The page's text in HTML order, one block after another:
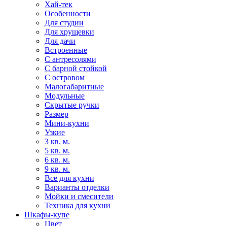
Хай-тек
Особенности
Для студии
Для хрущевки
Для дачи
Встроенные
С антресолями
С барной стойкой
С островом
Малогабаритные
Модульные
Скрытые ручки
Размер
Мини-кухни
Узкие
3 кв. м.
5 кв. м.
6 кв. м.
9 кв. м.
Все для кухни
Варианты отделки
Мойки и смесители
Техника для кухни
Шкафы-купе
Цвет